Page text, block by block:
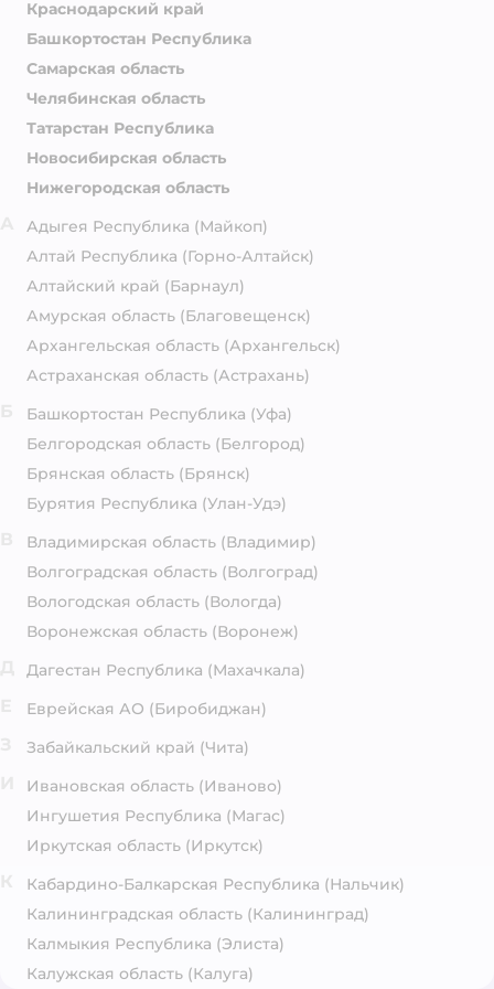
Краснодарский край
Башкортостан Республика
Самарская область
Челябинская область
Татарстан Республика
Новосибирская область
Нижегородская область
Адыгея Республика (Майкоп)
Алтай Республика (Горно-Алтайск)
Алтайский край (Барнаул)
Амурская область (Благовещенск)
Архангельская область (Архангельск)
Астраханская область (Астрахань)
Башкортостан Республика (Уфа)
Белгородская область (Белгород)
Брянская область (Брянск)
Бурятия Республика (Улан-Удэ)
Владимирская область (Владимир)
Волгоградская область (Волгоград)
Вологодская область (Вологда)
Воронежская область (Воронеж)
Дагестан Республика (Махачкала)
Еврейская АО (Биробиджан)
Забайкальский край (Чита)
Ивановская область (Иваново)
Ингушетия Республика (Магас)
Иркутская область (Иркутск)
Кабардино-Балкарская Республика (Нальчик)
Калининградская область (Калининград)
Калмыкия Республика (Элиста)
Калужская область (Калуга)